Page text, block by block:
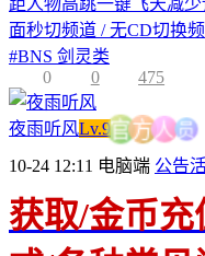
距人物高跳一键飞天减
面秒切频道 / 无CD切换
#BNS 剑灵类
0
0 475
夜雨听风Lv.9官 方 人员
10-24 12:11 电脑端 公告
获取/金币